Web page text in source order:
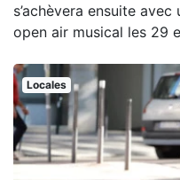
s’achèvera ensuite
open air musical les 29
Locales